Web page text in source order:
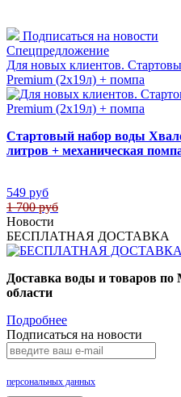
Подписаться на новости
Спецпредложение
Для новых клиентов.
Premium (2х19л) + помпа
Стартовый набор воды
литров + механическая
549 руб
1 700 руб
Новости
БЕСПЛАТНАЯ ДОСТАВКА
Доставка воды и товаров
области
Подробнее
Подписаться на новости
персональных данных